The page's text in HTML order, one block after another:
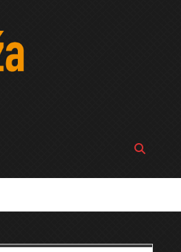
Open
bar